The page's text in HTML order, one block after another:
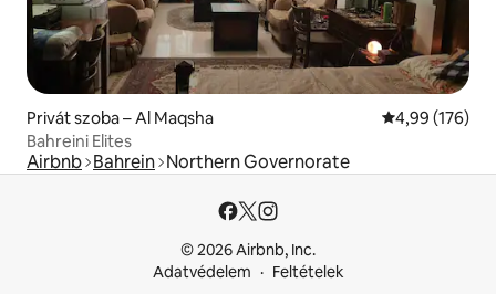
Privát szoba – Al Maqsha Átlagos
4,99 (176)
Bahreini Elites
Airbnb Bahrein Northern Governorate
© 2026 Airbnb, Inc.
Adatvédelem
Feltételek